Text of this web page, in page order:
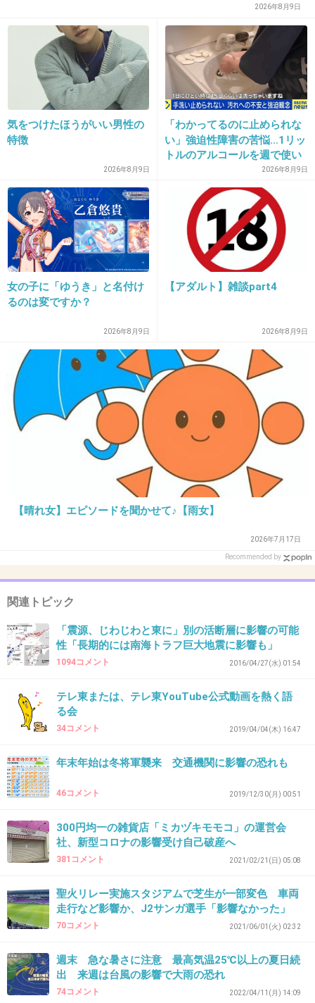
潰れちゃうお店が出るかもね。
1件の返信
+88 -0
>>2
いいだろ
コンプラ違反する決済会社なんて潰れて当然だ
ろ
2026/07/07(火) 22:44:37
リーマンの小規模ってこと？
1件の返信
+1 -15
決済代行サービスは普通に生活していると関わ
らない業種だから、ある程度は仕方ないと思う
キャッシュレス決済の拡大がお店にとってはリ
スクなんだって、消費者が知るきっかけになら
ば良いけど。
+87 -4
33. 匿名2026/07/07(火) 22:46:58
>>1
序の口だと思います
+3 -0
>>31
小規模で済めばいいけど
+16 -1
をつく…」『ザ・ノンフィクション』で語られなかった2人の
本音を直撃
2026年8月9日
気をつけたほうがいい男性の
特徴
2026年8月9日
「わかってるのに止められな
い」強迫性障害の苦悩…1リッ
トルのアルコールを週で使い
切る当事者「生きてるのが辛
いと思うこともある」
2026年8月9日
女の子に「ゆうき」と名付け
るのは変ですか？
2026年8月9日
【アダルト】雑談part4
2026年8月9日
【晴れ女】エピソードを聞かせて♪【雨女】
2026年7月17日
Recommended by
関連トピック
「震源、じわじわと東に」別の活断層に影響の可能
性「長期的には南海トラフ巨大地震に影響も」
1094コメント 2016/04/27(水) 01:54
テレ東または、テレ東YouTube公式動画を熱く語
る会
34コメント 2019/04/04(木) 16:47
年末年始は冬将軍襲来 交通機関に影響の恐れも
46コメント 2019/12/30(月) 00:51
300円均一の雑貨店「ミカヅキモモコ」の運営会
社、新型コロナの影響受け自己破産へ
381コメント 2021/02/21(日) 05:08
聖火リレー実施スタジアムで芝生が一部変色 車両
走行など影響か、J2サンガ選手「影響なかった」
70コメント 2021/06/01(火) 02:32
週末 急な暑さに注意 最高気温25℃以上の夏日続
出 来週は台風の影響で大雨の恐れ
74コメント 2022/04/11(月) 14:09